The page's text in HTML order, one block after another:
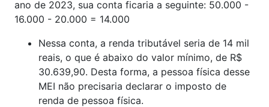
ano de 2023, sua conta ficaria a seguinte: 50.000 -
16.000 - 20.000 = 14.000
Nessa conta, a renda tributável seria de 14 mil
reais, o que é abaixo do valor mínimo, de R$
30.639,90. Desta forma, a pessoa física desse
MEI não precisaria declarar o imposto de
renda de pessoa física.